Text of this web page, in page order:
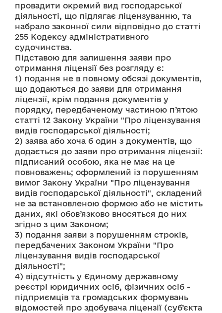
провадити окремий вид господарської
діяльності, що підлягає ліцензуванню, та
набрало законної сили відповідно до статті
255 Кодексу адміністративного
судочинства.
Підставою для залишення заяви про
отримання ліцензії без розгляду є:
1) подання не в повному обсязі документів,
що додаються до заяви для отримання
ліцензії, крім подання документів у
порядку, передбаченому частиною п’ятою
статті 12 Закону України "Про ліцензування
видів господарської діяльності;
2) заява або хоча б один з документів, що
додається до заяви про отримання ліцензії:
підписаний особою, яка не має на це
повноважень; оформлений із порушенням
вимог Закону України "Про ліцензування
видів господарської діяльності", складений
не за встановленою формою або не містить
даних, які обов’язково вносяться до них
згідно з цим Законом;
3) подання заяви з порушенням строків,
передбачених Законом України "Про
ліцензування видів господарської
діяльності";
4) відсутність у Єдиному державному
реєстрі юридичних осіб, фізичних осіб -
підприємців та громадських формувань
відомостей про здобувача ліцензії (суб’єкта